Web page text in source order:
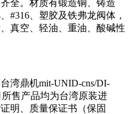
全。材质有锻造铜、铸造
#316、塑胶及铁弗龙阀体，
真空、轻油、重油、酸碱性
湾鼎机mit-UNID-cns/DI-
售产品均为台湾原装进
明、质量保证书（保固